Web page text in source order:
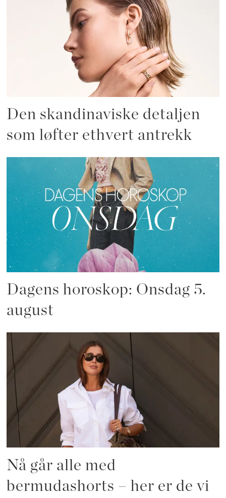
Den skandinaviske detaljen
som løfter ethvert antrekk
Dagens horoskop: Onsdag 5.
august
Nå går alle med
bermudashorts – her er de vi